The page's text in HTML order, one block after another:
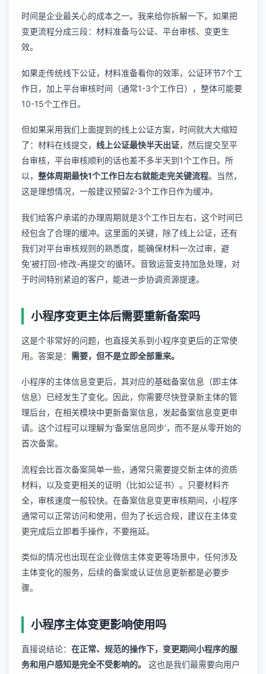
时间是企业最关心的成本之一。我来给你拆解一下。如果把
变更流程分成三段：材料准备与公证、平台审核、变更生
效。
如果走传统线下公证，材料准备看你的效率，公证环节7个工
作日，加上平台审核时间（通常1-3个工作日），整体可能要
10-15个工作日。
但如果采用我们上面提到的线上公证方案，时间就大大缩短
了：材料在线提交， 线上公证最快半天出证，然后提交至平
台审核，平台审核顺利的话也差不多半天到1个工作日。所
以， 整体周期最快1个工作日左右就能走完关键流程。当然，
这是理想情况，一般建议预留2-3个工作日作为缓冲。
我们给客户承诺的办理周期就是3个工作日左右，这个时间已
经包含了合理的缓冲。这里面的关键，除了线上公证，还有
我们对平台审核规则的熟悉度，能确保材料一次过审，避
免‘被打回-修改-再提交’的循环。音致运营支持加急处理，对
于时间特别紧迫的客户，能进一步协调资源提速。
小程序变更主体后需要重新备案吗
这是个非常好的问题，也直接关系到小程序变更后的正常使
用。答案是： 需要，但不是立即全部重来。
小程序的主体信息变更后，其对应的基础备案信息（即主体
信息）已经发生了变化。因此，你需要尽快登录新主体的管
理后台，在相关模块中更新备案信息，发起备案信息变更申
请。这个过程可以理解为‘备案信息同步’，而不是从零开始的
首次备案。
流程会比首次备案简单一些，通常只需要提交新主体的资质
材料，以及变更相关的证明（比如公证书）。只要材料齐
全，审核速度一般较快。在备案信息变更审核期间，小程序
通常可以正常访问和使用，但为了长远合规，建议在主体变
更完成后立即着手操作，不要拖延。
类似的情况也出现在企业微信主体变更等场景中，任何涉及
主体变化的服务，后续的备案或认证信息更新都是必要步
骤。
小程序主体变更影响使用吗
直接说结论： 在正常、规范的操作下，变更期间小程序的服
务和用户感知是完全不受影响的。
这也是我们最需要向用户